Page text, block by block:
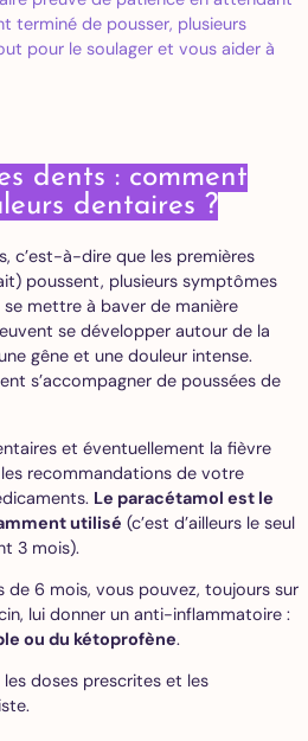
terminé de pousser, plusieurs
pour le soulager et vous aider à
dents : comment
dentaires ?
c’est-à-dire que les premières
poussent, plusieurs symptômes
mettre à baver de manière
se développer autour de la
gêne et une douleur intense.
s’accompagner de poussées de
et éventuellement la fièvre
recommandations de votre
Le paracétamol est le
utilisé (c’est d’ailleurs le seul
3 mois).
de 6 mois, vous pouvez, toujours sur
lui donner un anti-inflammatoire :
ou du kétoprofène.
doses prescrites et les